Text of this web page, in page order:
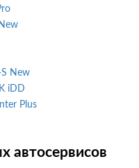
New
iDD
Plus
автосервисов